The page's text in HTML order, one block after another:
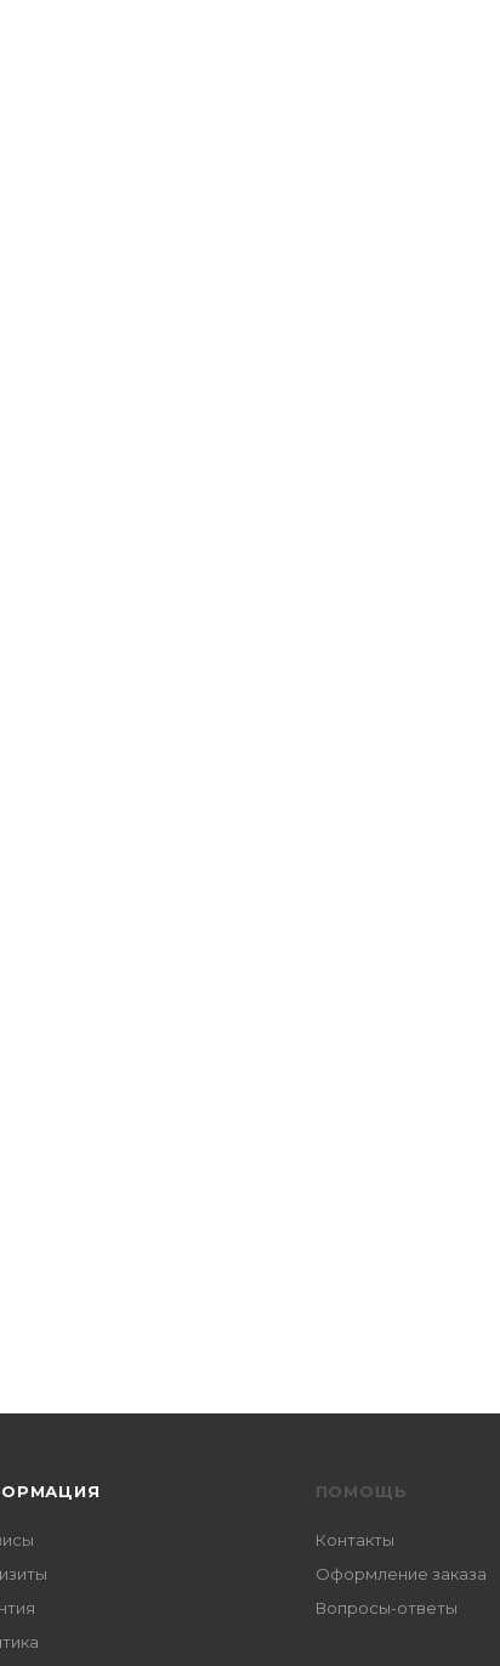
ПОМОЩЬ
Контакты
Оформление заказа
Вопросы-ответы